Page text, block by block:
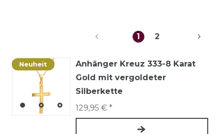
1 2
Neuheit
Anhänger Kreuz 333-8 Karat
Gold mit vergoldeter
Silberkette
129,95 € *